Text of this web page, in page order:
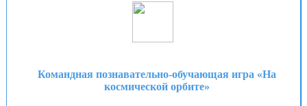
Командная познавательно-обучающая игра «На
космической орбите»